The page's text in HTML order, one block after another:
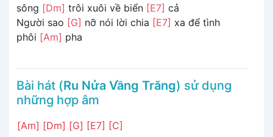
sông [Dm] trôi xuôi về biển [E7] cả
Người sao [G] nỡ nói lời chia [E7] xa để tình
phôi [Am] pha
Bài hát (Ru Nửa Vầng Trăng) sử dụng
những hợp âm
[Am] [Dm] [G] [E7] [C]